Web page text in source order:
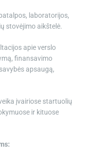
laboratorijos,
stovėjimo aikštelė.
apie verslo
finansavimo
apsaugą,
įvairiose startuolių
ir kituose